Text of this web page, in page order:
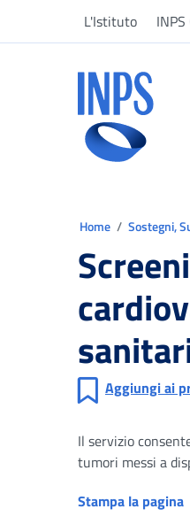
L'Istituto
Home Sostegni,
Aggiungi ai
Il servizio
tumori messi a
Stampa la pagina